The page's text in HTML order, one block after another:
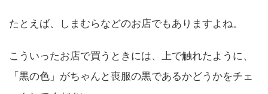
たとえば、しまむらなどのお店でもありますよね。
こういったお店で買うときには、上で触れたように、
「黒の色」がちゃんと喪服の黒であるかどうかをチェ